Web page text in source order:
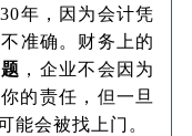
年，因为会计凭
准确。财务上的
，企业不会因为
的责任，但一旦
能会被找上门。